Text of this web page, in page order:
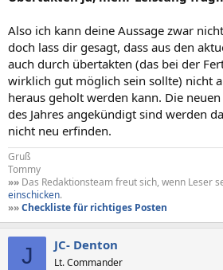
Also ich kann deine Aussage zwar
doch lass dir gesagt, dass aus den
auch durch übertakten (das bei der
wirklich gut möglich sein sollte) nicht
heraus geholt werden kann. Die
des Jahres angekündigt sind werden
nicht neu erfinden.
Gruß
Tommy
»» Das Redaktionsteam freut sich, wenn Leser
einschicken.
»»Checkliste für richtiges Posten
J JC- Denton
Lt. Commander